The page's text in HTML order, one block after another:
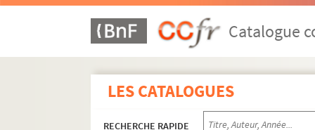
Catalogue
LES CATALOGUES
RECHERCHE RAPIDE